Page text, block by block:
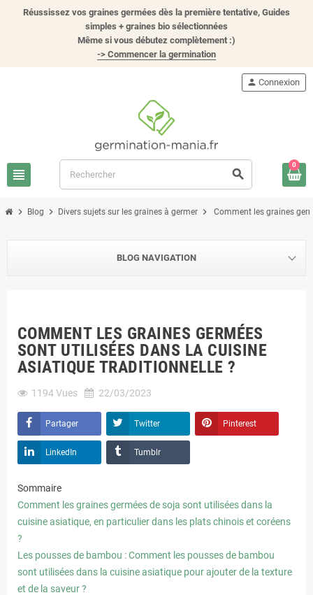
Réussissez vos graines germées dès la première tentative, Guides
simples + graines bio sélectionnées
Même si vous débutez complètement :)
-> Commencer la germination
view_headline search
person Connexion
0
chevron_right Blog chevron_right Divers sujets sur les graines à germer chevron_right Comment les graines
BLOG NAVIGATION
COMMENT LES GRAINES GERMÉES
SONT UTILISÉES DANS LA CUISINE
ASIATIQUE TRADITIONNELLE ?
1194Vues 22/03/2023
Partager Twitter Pinterest
LinkedIn Tumblr
Sommaire
Comment les graines germées de soja sont utilisées dans la
cuisine asiatique, en particulier dans les plats chinois et coréens
?
Les pousses de bambou : Comment les pousses de bambou
sont utilisées dans la cuisine asiatique pour ajouter de la texture
et de la saveur ?